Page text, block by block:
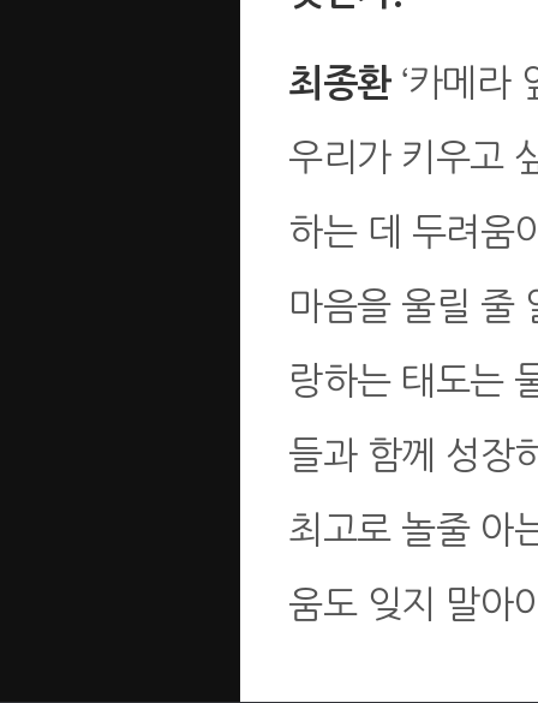
최종환‘카메라
우리가 키우고
하는 데 두려움
마음을 울릴 줄
랑하는 태도는
들과 함께 성장
최고로 놀줄 아
움도 잊지 말아